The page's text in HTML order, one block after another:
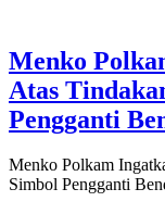
Menko
Atas
Pengganti
Menko Polkam
Simbol Pengganti